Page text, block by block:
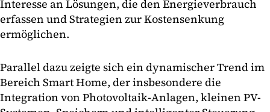
Interesse an Lösungen, die den Energieverbrauch
erfassen und Strategien zur Kostensenkung
ermöglichen.
Parallel dazu zeigte sich ein dynamischer Trend im
Bereich Smart Home, der insbesondere die
Integration von Photovoltaik-Anlagen, kleinen PV-